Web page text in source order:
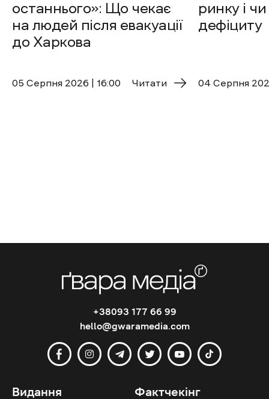
останнього»: Що чекає
на людей після евакуації
до Харкова
05 Cерпня 2026 | 16:00 Читати
ринку і
дефіциту
04 Cерпня
+38093 177 66 99
hello@gwaramedia.com
Видання Фактчекінг